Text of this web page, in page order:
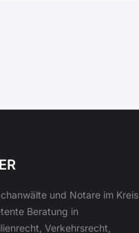
und Notare im Kreis
Beratung in
Verkehrsrecht,